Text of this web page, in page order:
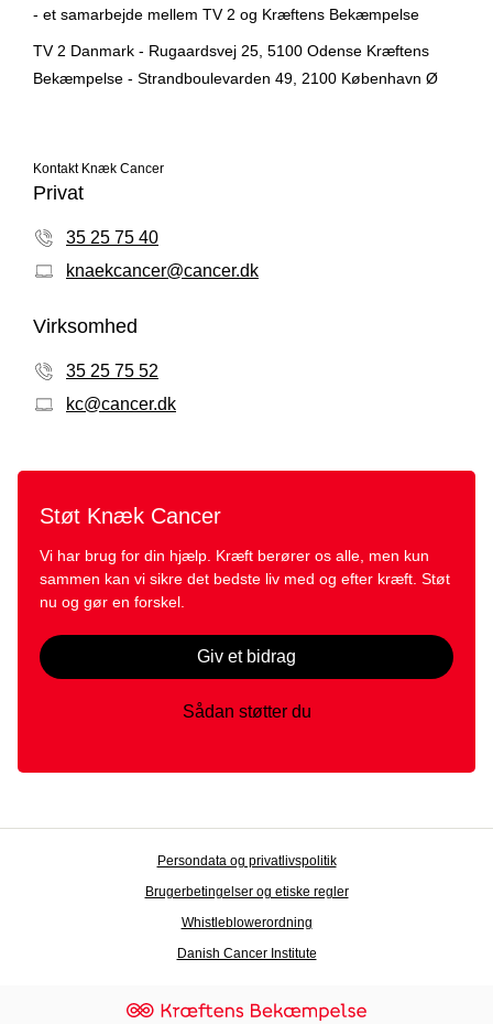
- et samarbejde mellem TV 2 og Kræftens Bekæmpelse
TV 2 Danmark - Rugaardsvej 25, 5100 Odense Kræftens
Bekæmpelse - Strandboulevarden 49, 2100 København Ø
Kontakt Knæk Cancer
Privat
35 25 75 40
knaekcancer@cancer.dk
Virksomhed
35 25 75 52
kc@cancer.dk
Støt Knæk Cancer
Vi har brug for din hjælp. Kræft berører os alle, men kun
sammen kan vi sikre det bedste liv med og efter kræft. Støt
nu og gør en forskel.
Giv et bidrag
Sådan støtter du
Persondata og privatlivspolitik
Brugerbetingelser og etiske regler
Whistleblowerordning
Danish Cancer Institute